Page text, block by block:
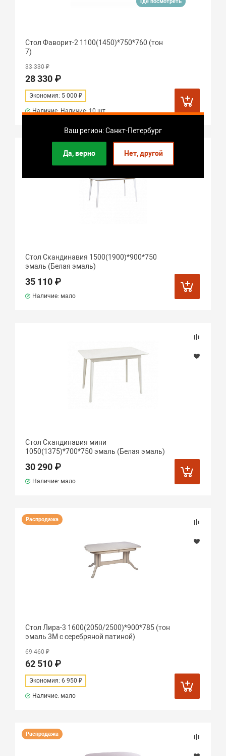
Ваш регион: Санкт-Петербург
Да, верно Нет, другой
Стол Фаворит-2 1100(1450)*750*760 (тон
7)
33 330 ₽
28 330 ₽
Экономия: 5 000 ₽
Наличие: Наличие:10 шт.
Стол Скандинавия 1500(1900)*900*750
эмаль (Белая эмаль)
35 110 ₽
Наличие: мало
Стол Скандинавия мини
1050(1375)*700*750 эмаль (Белая эмаль)
30 290 ₽
Наличие: мало
Распродажа
Стол Лира-3 1600(2050/2500)*900*785 (тон
эмаль 3М с серебряной патиной)
69 460 ₽
62 510 ₽
Экономия: 6 950 ₽
Наличие: мало
Распродажа